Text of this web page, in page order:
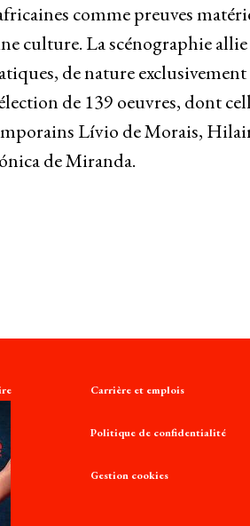
comme preuves
culture. La scénographie
de nature
de 139 oeuvres, dont
Lívio de Morais,
de Miranda.
Carrière et emplois
Politique de confidentialité
Gestion cookies